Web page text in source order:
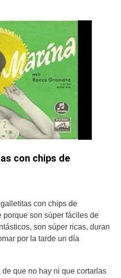
con chips de
con chips de
son súper fáciles de
son súper ricas, duran
por la tarde un día
que no hay ni que cortarlas